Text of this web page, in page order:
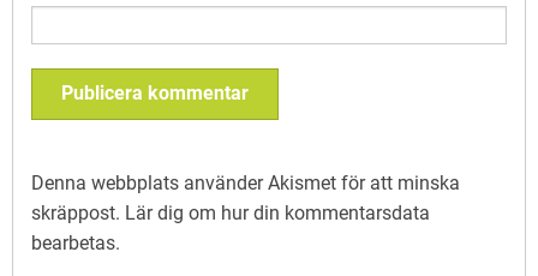
Denna webbplats använder Akismet för att minska
skräppost. Lär dig om hur din kommentarsdata
bearbetas.